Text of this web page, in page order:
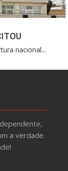
nacional...
a verdade.